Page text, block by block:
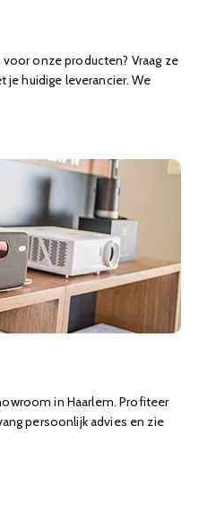
onze producten? Vraag ze
je huidige leverancier. We
in Haarlem. Profiteer
persoonlijk advies en zie